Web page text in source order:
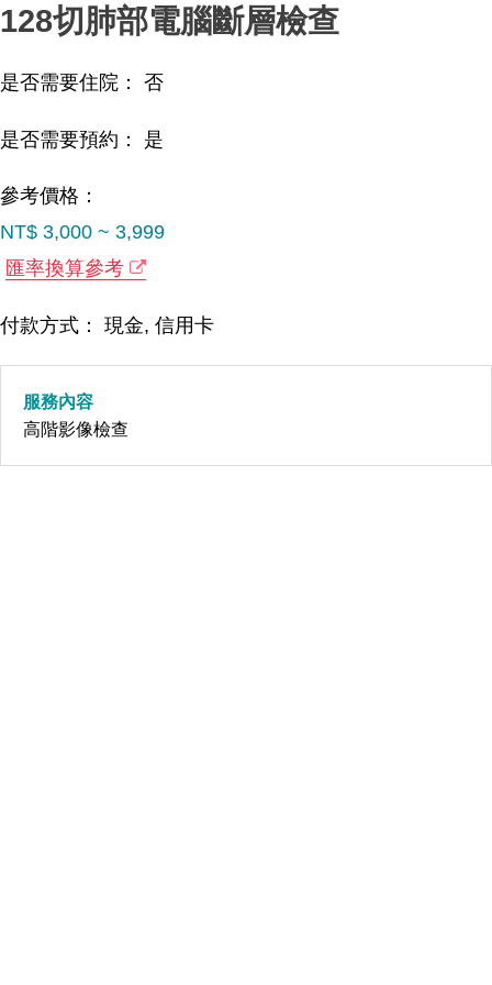
128切肺部電腦斷層檢查
是否需要住院： 否
是否需要預約： 是
參考價格：
NT$ 3,000 ~ 3,999
匯率換算參考
付款方式： 現金, 信用卡
服務內容
高階影像檢查